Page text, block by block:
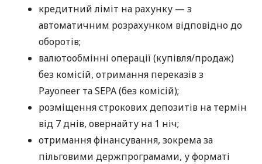
кредитний ліміт на рахунку — з
автоматичним розрахунком відповідно до
оборотів;
валютообмінні операції (купівля/продаж)
без комісій, отримання переказів з
Payoneer та SEPA (без комісій);
розміщення строкових депозитів на термін
від 7 днів, овернайту на 1 ніч;
отримання фінансування, зокрема за
пільговими держпрограмами, у форматі